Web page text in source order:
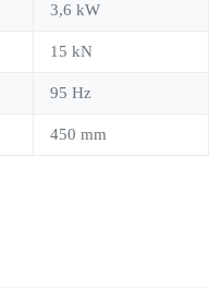
3,6 kW
15 kN
95 Hz
450 mm